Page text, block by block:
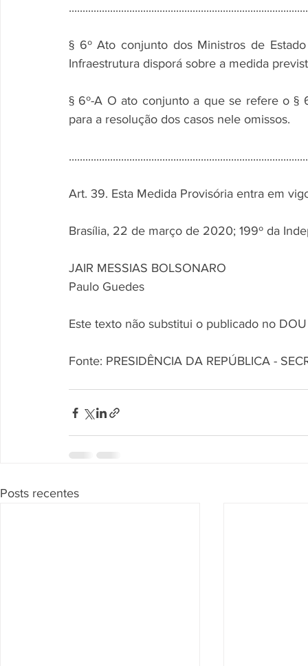
§ 6º Ato conjunto dos Ministros de
Infraestrutura disporá sobre a medida
§ 6º-A O ato conjunto a que se refere o §
para a resolução dos casos nele omissos.
Art. 39. Esta Medida Provisória entra em
Brasília, 22 de março de 2020; 199º da
JAIR MESSIAS BOLSONARO
Paulo Guedes
Este texto não substitui o publicado no
Fonte: PRESIDÊNCIA DA REPÚBLICA -
Posts recentes